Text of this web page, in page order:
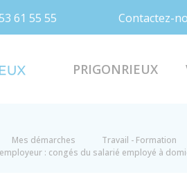
61 55 55 Contactez-
PRIGONRIEUX
Mes démarches Travail - Formation
: congés du salarié employé à